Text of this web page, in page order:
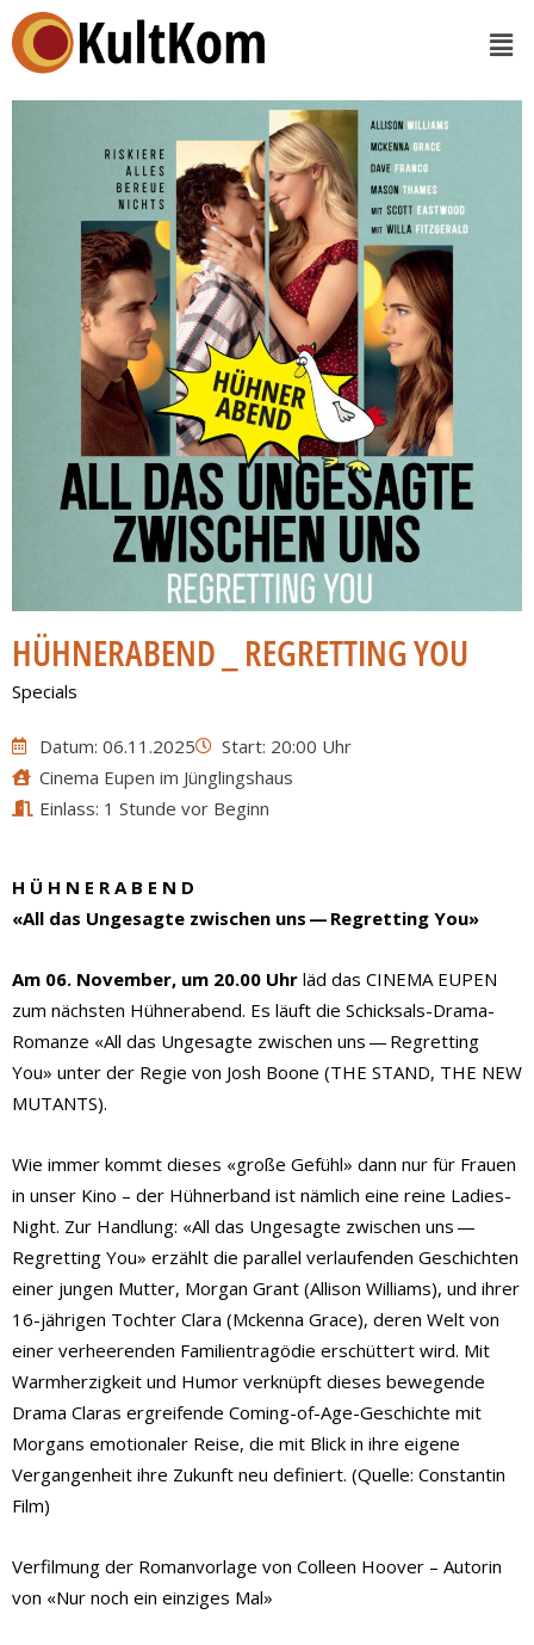
HÜHNERABEND _ REGRETTING YOU
Specials
Datum: 06.11.2025
Start: 20:00 Uhr
Cinema Eupen im Jünglingshaus
Einlass: 1 Stunde vor Beginn
H Ü H N E R A B E N D
«All das Ungesagte zwischen uns — Regretting You»
Am 06. November, um 20.00 Uhr läd das CINEMA EUPEN
zum nächsten Hühnerabend. Es läuft die Schicksals-Drama-
Romanze «All das Ungesagte zwischen uns — Regretting
You» unter der Regie von Josh Boone (THE STAND, THE NEW
MUTANTS).
Wie immer kommt dieses «große Gefühl» dann nur für Frauen
in unser Kino – der Hühnerband ist nämlich eine reine Ladies-
Night. Zur Handlung: «All das Ungesagte zwischen uns —
Regretting You» erzählt die parallel verlaufenden Geschichten
einer jungen Mutter, Morgan Grant (Allison Williams), und ihrer
16-jährigen Tochter Clara (Mckenna Grace), deren Welt von
einer verheerenden Familientragödie erschüttert wird. Mit
Warmherzigkeit und Humor verknüpft dieses bewegende
Drama Claras ergreifende Coming-of-Age-Geschichte mit
Morgans emotionaler Reise, die mit Blick in ihre eigene
Vergangenheit ihre Zukunft neu definiert. (Quelle: Constantin
Film)
Verfilmung der Romanvorlage von Colleen Hoover – Autorin
von «Nur noch ein einziges Mal»